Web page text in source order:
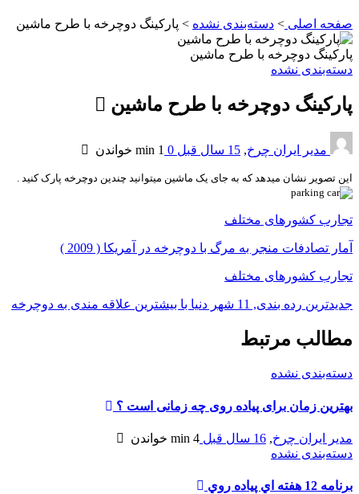
صفحه اصلی > دسته‌بندی نشده > پارکینگ دوچرخه با طرح ماشین
پارکینگ دوچرخه با طرح ماشین
دسته‌بندی نشده
پارکینگ دوچرخه با طرح ماشین
مدیر ایران چرخ, 15 سال قبل 0
1 min خواندن
این تصویر نشان میدهد که به جای یک ماشین میتوانید چندین دوچرخه پارک کنید .
تجارب کشورهای مختلف
آمار تصادفات منجر به مرگ با دوچرخه در آمریکا ( 2009 )
تجارب کشورهای مختلف
جدیدترین رده بندی, 11 شهر دنیا با بیشترین علاقه مندی به دوچرخه
مطالب مرتبط
دسته‌بندی نشده
بهترین زمان برای پیاده روی چه زمانی است ؟
مدیر ایران چرخ, 16 سال قبل 4 min
خواندن
دسته‌بندی نشده
برنامه 12 هفته اي پياده روي